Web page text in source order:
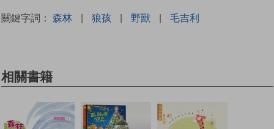
關鍵字詞： 森林 | 狼孩 | 野獸 | 毛吉利
相關書籍